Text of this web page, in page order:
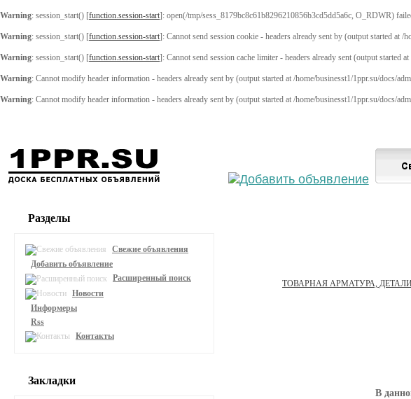
Warning: session_start() [function.session-start]: open(/tmp/sess_8179bc8c61b8296210856b3cd5dd5a6c, O_RDWR)
Warning: session_start() [function.session-start]: Cannot send session cookie - headers already sent by (output started at
Warning: session_start() [function.session-start]: Cannot send session cache limiter - headers already sent (output started
Warning: Cannot modify header information - headers already sent by (output started at /home/businesst1/1ppr.su/docs/
Warning: Cannot modify header information - headers already sent by (output started at /home/businesst1/1ppr.su/docs/
ТОВАРНАЯ АРМАТУРА,
В
Разделы
Свежие объявления
Добавить объявление
Расширенный поиск
Новости
Информеры
Rss
Контакты
Закладки